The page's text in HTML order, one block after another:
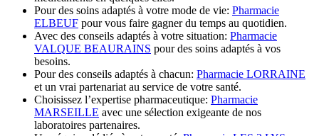
Pour des soins adaptés à votre mode de vie: Pharmacie
ELBEUF pour vous faire gagner du temps au quotidien.
Avec des conseils adaptés à votre situation: Pharmacie
VALQUE BEAURAINS pour des soins adaptés à vos
besoins.
Pour des conseils adaptés à chacun: Pharmacie LORRAINE
et un vrai partenariat au service de votre santé.
Choisissez l’expertise pharmaceutique: Pharmacie
MARSEILLE avec une sélection exigeante de nos
laboratoires partenaires.